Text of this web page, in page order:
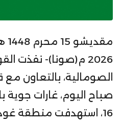
2026 م(صونا)- نفذت
الصومالية، بالتعاون
16، استهدفت منطقة